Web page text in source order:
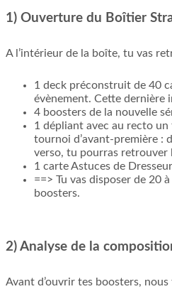
1) Ouverture du Boîtier
A l’intérieur de la boîte, tu vas
1 deck préconstruit de 40
évènement. Cette dernière
4 boosters de la nouvelle
1 dépliant avec au recto
tournoi d’avant-première :
verso, tu pourras retrouver
1 carte Astuces de
==> Tu vas disposer de 20
boosters.
2) Analyse de la
Avant d’ouvrir tes boosters,